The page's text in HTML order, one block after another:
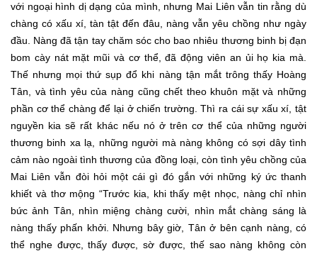
với ngoại hình dị dạng của mình, nhưng Mai Liên vẫn tin rằng dù
chàng có xấu xí, tàn tật đến đâu, nàng vẫn yêu chồng như ngày
đầu. Nàng đã tận tay chăm sóc cho bao nhiêu thương binh bị đạn
bom cày nát mặt mũi và cơ thể, đã động viên an ủi họ kia mà.
Thế nhưng mọi thứ sụp đổ khi nàng tận mắt trông thấy Hoàng
Tân, và tình yêu của nàng cũng chết theo khuôn mặt và những
phần cơ thể chàng để lại ở chiến trường. Thì ra cái sự xấu xí, tật
nguyền kia sẽ rất khác nếu nó ở trên cơ thể của những người
thương binh xa lạ, những người mà nàng không có sợi dây tình
cảm nào ngoài tình thương của đồng loại, còn tình yêu chồng của
Mai Liên vẫn đòi hỏi một cái gì đó gắn với những ký ức thanh
khiết và thơ mộng “Trước kia, khi thấy mệt nhọc, nàng chỉ nhìn
bức ảnh Tân, nhìn miệng chàng cười, nhìn mắt chàng sáng là
nàng thấy phấn khởi. Nhưng bây giờ, Tân ở bên cạnh nàng, có
thể nghe được, thấy được, sờ được, thế sao nàng không còn